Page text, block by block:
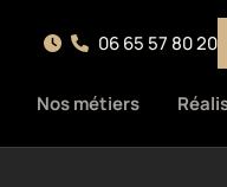
Nos métiers
06 65 57 80 20